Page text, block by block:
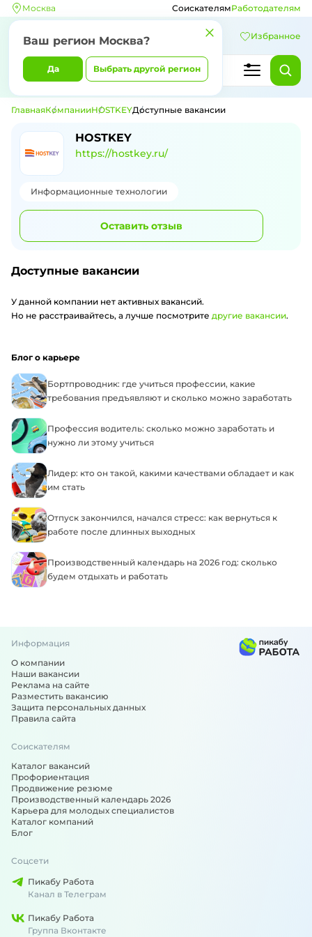
Москва
Ваш регион Москва?
Да Выбрать другой регион
СоискателямРаботодателям
Избранное
ГлавнаяКомпанииHOSTKEYДоступные вакансии
Доступные вакансии компании
HOSTKEY
https://hostkey.ru/
Информационные технологии
Оставить отзыв
Доступные вакансии
У данной компании нет активных вакансий.
Но не расстраивайтесь, а лучше посмотрите другие вакансии.
Блог о карьере
Бортпроводник: где учиться профессии, какие
требования предъявляют и сколько можно заработать
Профессия водитель: сколько можно заработать и
нужно ли этому учиться
Лидер: кто он такой, какими качествами обладает и как
им стать
Отпуск закончился, начался стресс: как вернуться к
работе после длинных выходных
Производственный календарь на 2026 год: сколько
будем отдыхать и работать
Информация
О компании
Наши вакансии
Реклама на сайте
Разместить вакансию
Защита персональных данных
Правила сайта
Соискателям
Каталог вакансий
Профориентация
Продвижение резюме
Производственный календарь 2026
Карьера для молодых специалистов
Каталог компаний
Блог
Соцсети
Пикабу Работа
Канал в Телеграм
Пикабу Работа
Группа Вконтакте